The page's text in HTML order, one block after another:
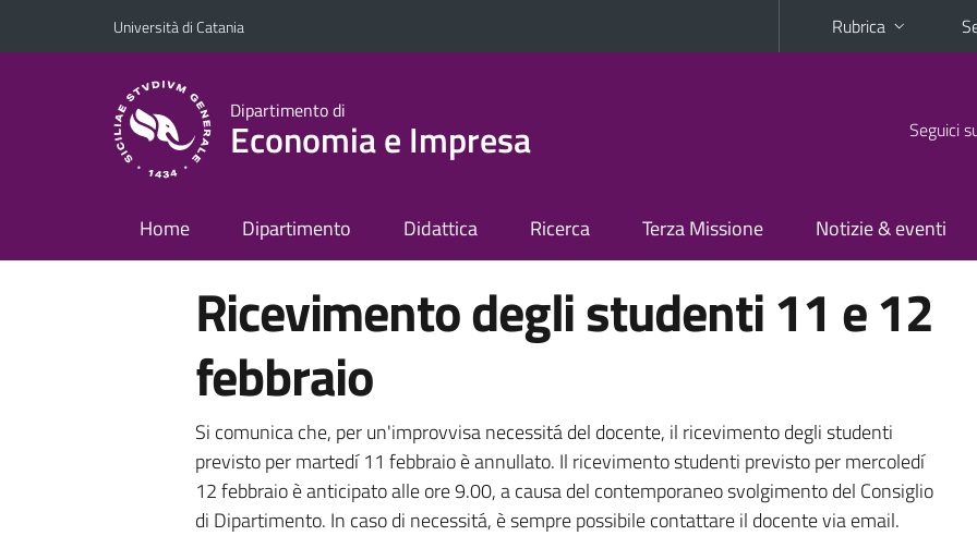
Vai al contenuto principale
Vai al menu di navigazione
Università di Catania Rubrica
Dipartimento di
Economia e Impresa Seguici
Home Dipartimento Didattica Ricerca Terza Missione Notizie & eventi
Ricevimento degli studenti 11 e 12
febbraio
Si comunica che, per un'improvvisa necessitá del docente, il ricevimento degli studenti
previsto per martedí 11 febbraio è annullato. Il ricevimento studenti previsto per mercoledí
12 febbraio è anticipato alle ore 9.00, a causa del contemporaneo svolgimento del Consiglio
di Dipartimento. In caso di necessitá, è sempre possibile contattare il docente via email.